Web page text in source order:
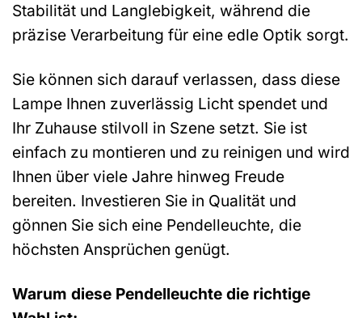
Stabilität und Langlebigkeit, während die
präzise Verarbeitung für eine edle Optik sorgt.
Sie können sich darauf verlassen, dass diese
Lampe Ihnen zuverlässig Licht spendet und
Ihr Zuhause stilvoll in Szene setzt. Sie ist
einfach zu montieren und zu reinigen und wird
Ihnen über viele Jahre hinweg Freude
bereiten. Investieren Sie in Qualität und
gönnen Sie sich eine Pendelleuchte, die
höchsten Ansprüchen genügt.
Warum diese Pendelleuchte die richtige